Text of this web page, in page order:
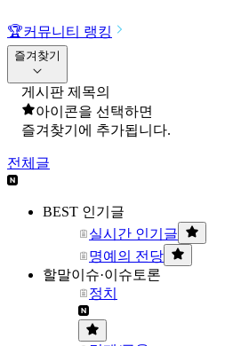
🏆커뮤니티 랭킹
즐겨찾기
게시판 제목의
아이콘을 선택하면
즐겨찾기에 추가됩니다.
전체글
BEST 인기글
실시간 인기글
명예의 전당
할말이슈·이슈토론
정치